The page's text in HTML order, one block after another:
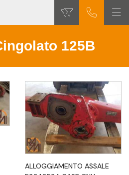
125B
ALLOGGIAMENTO ASSALE